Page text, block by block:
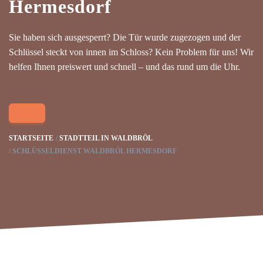
Hermesdorf
Sie haben sich ausgesperrt? Die Tür wurde zugezogen und der
Schlüssel steckt von innen im Schloss? Kein Problem für uns! Wir
helfen Ihnen preiswert und schnell – und das rund um die Uhr.
STARTSEITE
STADTTEIL IN WALDBRÖL
SCHLÜSSELDIENST WALDBRÖL HERMESDORF